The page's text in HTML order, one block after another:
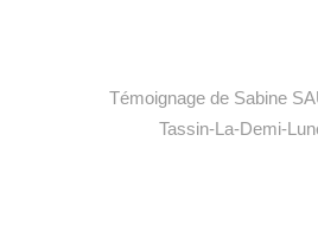
Témoignage de Sabine
Tassin-La-Demi-